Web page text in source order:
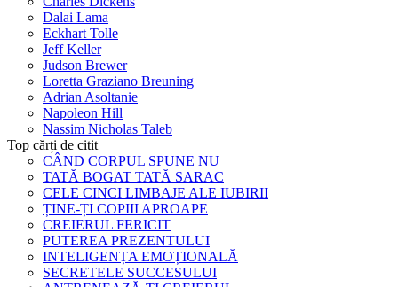
Dalai Lama
Eckhart Tolle
Jeff Keller
Judson Brewer
Loretta Graziano Breuning
Adrian Asoltanie
Napoleon Hill
Nassim Nicholas Taleb
Top cărți de citit
CÂND CORPUL SPUNE NU
TATĂ BOGAT TATĂ SARAC
CELE CINCI LIMBAJE ALE IUBIRII
ȚINE-ȚI COPIII APROAPE
CREIERUL FERICIT
PUTEREA PREZENTULUI
INTELIGENȚA EMOȚIONALĂ
SECRETELE SUCCESULUI